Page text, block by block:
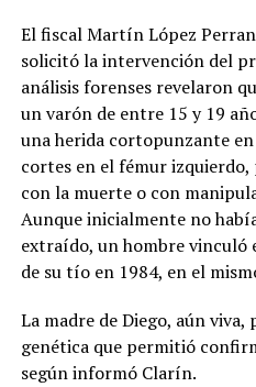
El fiscal Martín López
solicitó la intervención del
análisis forenses revelaron
un varón de entre 15 y 19
una herida cortopunzante
cortes en el fémur
con la muerte o con
Aunque inicialmente no
extraído, un hombre vinculó
de su tío en 1984, en el
La madre de Diego, aún
genética que permitió
según informó Clarín.